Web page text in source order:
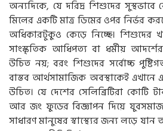
অন্যদিকে, যে দরিদ্র শিশুদের
মিলের একটি মাত্র ডিমের ওপর নির্ভর
অধিকারটুকুও কেড়ে নিচ্ছে। শিশুদের
সাংস্কৃতিক আধিপত্য বা ধর্মীয় আদর্শের
উচিত নয়; বরং শিশুদের সর্বোচ্চ
বাস্তব আর্থসামাজিক অবস্থাকেই এখানে
উচিত। যে দেশের সেলিব্রিটিরা কোটি
আর জং ফুডের বিজ্ঞাপন দিয়ে
সাধারণ মানুষের স্বাস্থ্যের জন্য লড়ে যান